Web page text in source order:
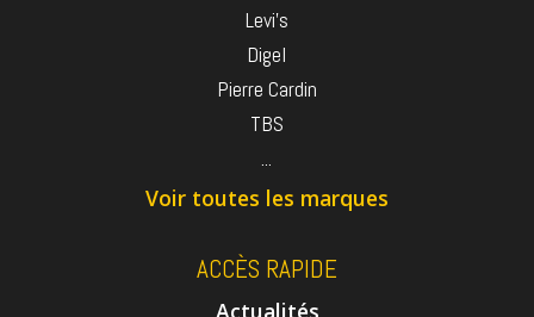
Levi's
Digel
Pierre Cardin
TBS
...
Voir toutes les marques
ACCÈS RAPIDE